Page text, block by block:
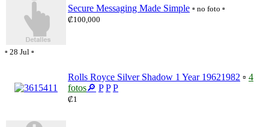
Secure Messaging Made Simple ▫️ no foto ▫️
₡100,000
▫️ 28 Jul ▫️
Rolls Royce Silver Shadow 1 Year 19621982 ▫️ 4
fotos🔎 P P P
₡1